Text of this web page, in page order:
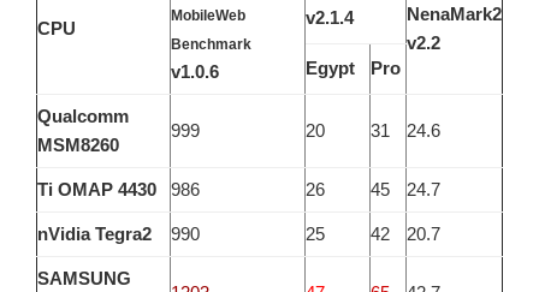
CPU
MobileWeb
Benchmark
v1.0.6
v2.1.4
NenaMark2
v2.2
Egypt
Pro
Qualcomm
MSM8260
999 20 31 24.6
Ti OMAP 4430 986 26 45 24.7
nVidia Tegra2 990 25 42 20.7
SAMSUNG